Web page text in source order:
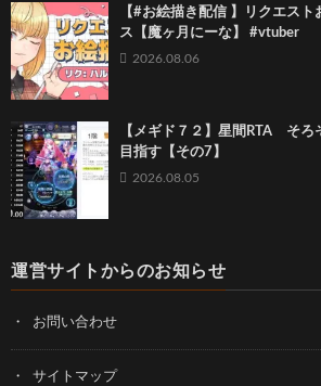
【#お絵描き配信 】リクエス
ス【魔ヶ月にーな】 #vtuber
2026.08.06
【メギド７２】星間RTA そろ
目指す【その7】
2026.08.05
運営サイトからのお知らせ
お問い合わせ
サイトマップ